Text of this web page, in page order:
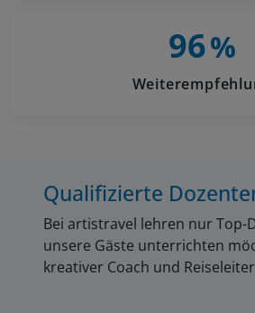
Unterkünften in Betzigau und
97%
Qualifizierte
Bei artistravel lehren nur Top-
unsere Gäste unterrichten
kreativer Coach und